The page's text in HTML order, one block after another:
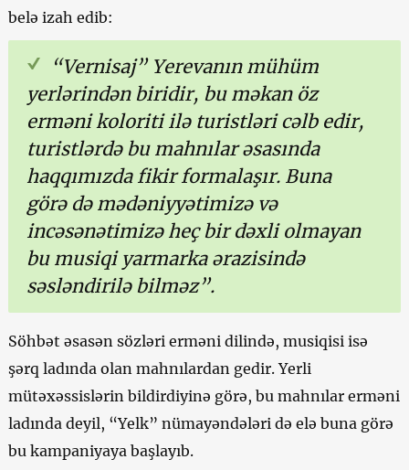
belə izah edib:
“Vernisaj” Yerevanın mühüm
yerlərindən biridir, bu məkan öz
erməni koloriti ilə turistləri cəlb edir,
turistlərdə bu mahnılar əsasında
haqqımızda fikir formalaşır. Buna
görə də mədəniyyətimizə və
incəsənətimizə heç bir dəxli olmayan
bu musiqi yarmarka ərazisində
səsləndirilə bilməz”.
Söhbət əsasən sözləri erməni dilində, musiqisi isə
şərq ladında olan mahnılardan gedir. Yerli
mütəxəssislərin bildirdiyinə görə, bu mahnılar erməni
ladında deyil, “Yelk” nümayəndələri də elə buna görə
bu kampaniyaya başlayıb.